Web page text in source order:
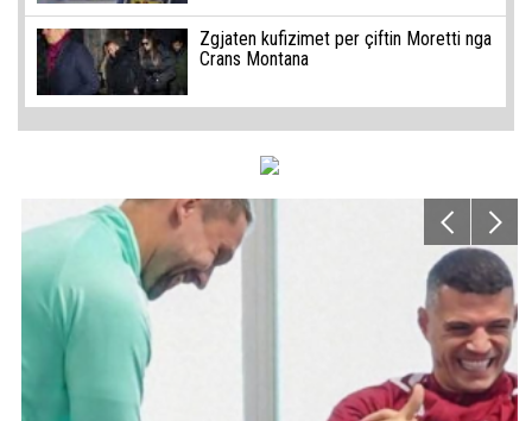
Zgjaten kufizimet per çiftin Moretti nga
Crans Montana